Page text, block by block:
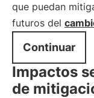
que puedan
futuros del
Continuar
Impactos
de